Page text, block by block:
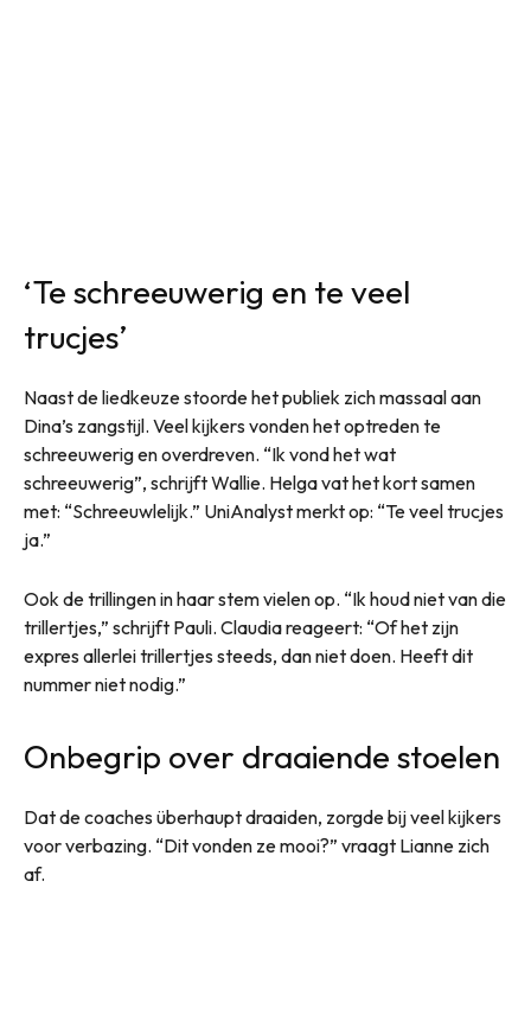
‘Te schreeuwerig en te veel
trucjes’
Naast de liedkeuze stoorde het publiek zich massaal aan
Dina’s zangstijl. Veel kijkers vonden het optreden te
schreeuwerig en overdreven. “Ik vond het wat
schreeuwerig”, schrijft Wallie. Helga vat het kort samen
met: “Schreeuwlelijk.” UniAnalyst merkt op: “Te veel trucjes
ja.”
Ook de trillingen in haar stem vielen op. “Ik houd niet van die
trillertjes,” schrijft Pauli. Claudia reageert: “Of het zijn
expres allerlei trillertjes steeds, dan niet doen. Heeft dit
nummer niet nodig.”
Onbegrip over draaiende stoelen
Dat de coaches überhaupt draaiden, zorgde bij veel kijkers
voor verbazing. “Dit vonden ze mooi?” vraagt Lianne zich
af.